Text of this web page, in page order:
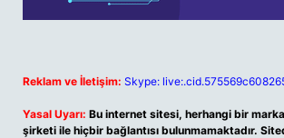
Reklam ve İletişim: Skype:
Yasal Uyarı: Bu internet sitesi, herhangi bir
şirketi ile hiçbir bağlantısı bulunmamaktadır.